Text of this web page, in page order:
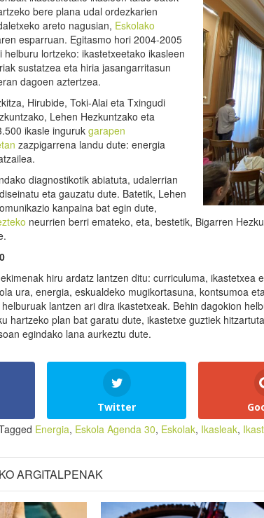
bere plana udal ordezkarien
areto nagusian, Eskolako
esparruan. Egitasmo hori 2004-2005
lortzeko: ikastetxeetako ikasleen
sustatzea eta hiria jasangarritasun
dagoen aztertzea.
Hirubide, Toki-Alai eta Txingudi
Lehen Hezkuntzako eta
ikasle inguruk garapen
zazpigarrena landu dute: energia
diagnostikotik abiatuta, udalerrian
eta gauzatu dute. Batetik, Lehen
kanpaina bat egin dute,
neurrien berri emateko, eta, bestetik, Bigarren
hiru ardatz lantzen ditu: curriculuma,
ura, energia, eskualdeko mugikortasuna, kontsumoa
lantzen ari dira ikastetxeak. Behin dagokion
hartzeko plan bat garatu dute, ikastetxe guztiek
egindako lana aurkeztu dute.
Twitter
Energia, Eskola Agenda 30, Eskolak, Ikasleak,
ARGITALPENAK